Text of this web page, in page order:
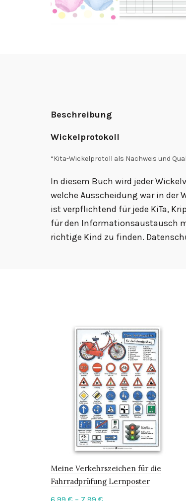
Beschreibung
Wickelprotokoll
“Kita-Wickelprotoll als Nachweis und
In diesem Buch wird jeder
welche Ausscheidung war in der
ist verpflichtend für jede KiTa,
für den Informationsaustausch
richtige Kind zu finden.
Meine Verkehrszeichen für die
Fahrradprüfung Lernposter